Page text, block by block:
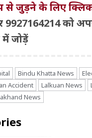
से जुड़ने के लिए
9927164214 को
में जोड़ें
Bindu Khatta News
Accident Lalkuan News
News